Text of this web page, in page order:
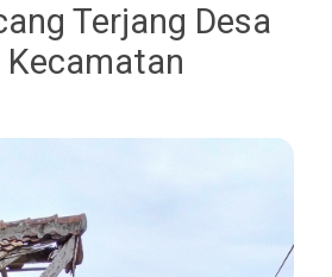
Terjang Desa